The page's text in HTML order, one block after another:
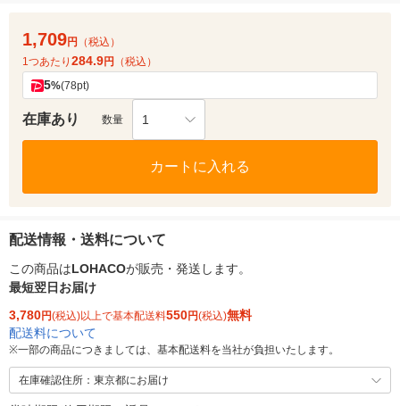
1,709円
（税込）
1つあたり 284.9円 （税込）
5%(78pt)
在庫あり 数量 1
カートに入れる
配送情報・送料について
この商品はLOHACOが販売・発送します。
最短翌日お届け
3,780円(税込)以上で基本配送料550円(税込)無料
配送料について
※一部の商品につきましては、基本配送料を当社が負担いたします。
在庫確認住所：東京都にお届け